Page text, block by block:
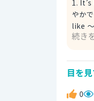
1. It’s like a
やか
like
使わ
out
having fun : 楽しんでい
す。
続き
目を
0